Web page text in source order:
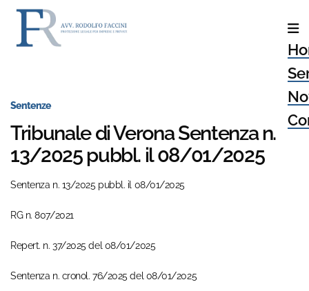
Sentenze
Tribunale di Verona Sentenza n.
13/2025 pubbl. il 08/01/2025
Sentenza n. 13/2025 pubbl. il 08/01/2025
RG n. 807/2021
Repert. n. 37/2025 del 08/01/2025
Sentenza n. cronol. 76/2025 del 08/01/2025